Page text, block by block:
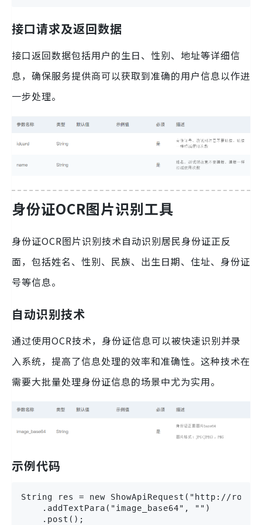
接口请求及返回数据
接口返回数据包括用户的生日、性别、地址等详细信
息，确保服务提供商可以获取到准确的用户信息以作进
一步处理。
身份证OCR图片识别工具
身份证OCR图片识别技术自动识别居民身份证正反
面，包括姓名、性别、民族、出生日期、住址、身份证
号等信息。
自动识别技术
通过使用OCR技术，身份证信息可以被快速识别并录
入系统，提高了信息处理的效率和准确性。这种技术在
需要大批量处理身份证信息的场景中尤为实用。
示例代码
String res = new ShowApiRequest("http://
    .addTextPara("image_base64", "")
    .post();